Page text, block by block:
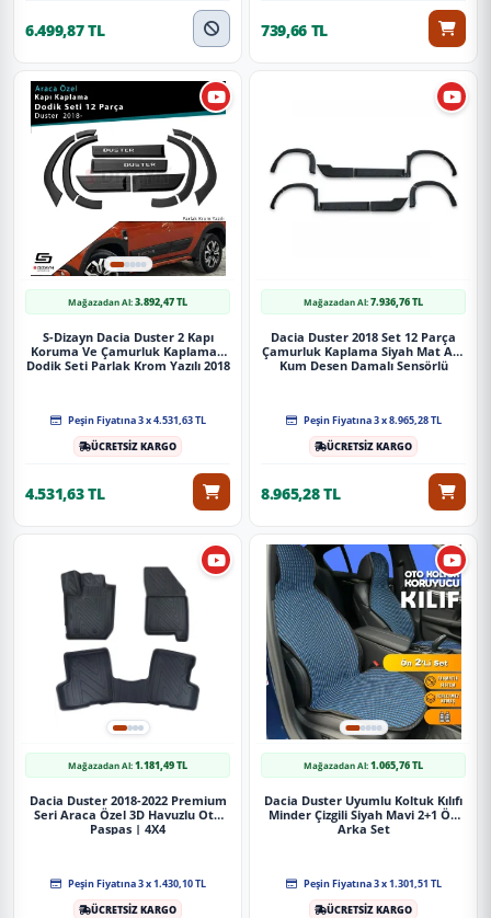
6.499,87 TL 739,66 TL
Mağazadan Al:3.892,47 TL
S-Dizayn Dacia Duster 2 Kapı
Koruma Ve Çamurluk Kaplaması
Dodik Seti Parlak Krom Yazılı 2018
Peşin Fiyatına 3 x 4.531,63 TL
ÜCRETSİZ KARGO
4.531,63 TL
Mağazadan Al:7.936,76 TL
Dacia Duster 2018 Set 12 Parça
Çamurluk Kaplama Siyah Mat Asa
Kum Desen Damalı Sensörlü
Peşin Fiyatına 3 x 8.965,28 TL
ÜCRETSİZ KARGO
8.965,28 TL
Mağazadan Al:1.181,49 TL
Dacia Duster 2018-2022 Premium
Seri Araca Özel 3D Havuzlu Oto
Paspas | 4X4
Peşin Fiyatına 3 x 1.430,10 TL
ÜCRETSİZ KARGO
Mağazadan Al:1.065,76 TL
Dacia Duster Uyumlu Koltuk Kılıfı
Minder Çizgili Siyah Mavi 2+1 Ön
Arka Set
Peşin Fiyatına 3 x 1.301,51 TL
ÜCRETSİZ KARGO